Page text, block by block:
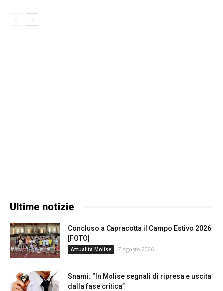
Ultime notizie
Concluso a Capracotta il Campo Estivo 2026
[FOTO]
Attualità Molise 7 Agosto 2026
Snami: “In Molise segnali di ripresa e uscita
dalla fase critica”